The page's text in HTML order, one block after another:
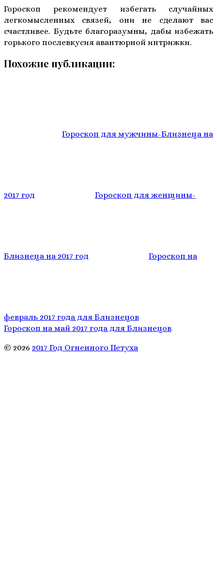
Гороскоп рекомендует избегать случайных
легкомысленных связей, они не сделают вас
счастливее. Будьте благоразумны, дабы избежать
горького послевкусия авантюрной интрижки.
Похожие публикации:
Гороскоп для мужчины-Близнеца на
2017 год Гороскоп для женщины-
Близнеца на 2017 год Гороскоп на
февраль 2017 года для Близнецов
Гороскоп на май 2017 года для Близнецов
© 2026 2017 Год Огненного Петуха